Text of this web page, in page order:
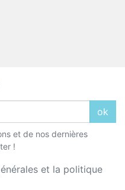
ok
et de nos dernières
!
et la politique